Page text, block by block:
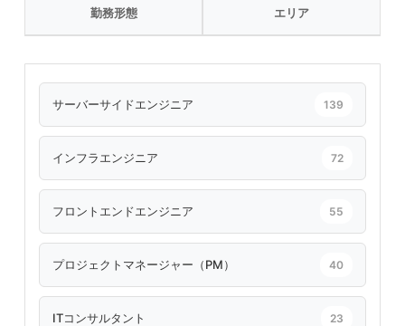
勤務形態 エリア
サーバーサイドエンジニア 139
インフラエンジニア 72
フロントエンドエンジニア 55
プロジェクトマネージャー（PM） 40
ITコンサルタント 23